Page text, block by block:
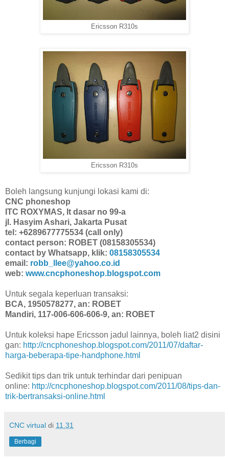
Ericsson R310s
Ericsson R310s
Boleh langsung kunjungi lokasi kami di:
CNC phoneshop
ITC ROXYMAS, lt dasar no 99-a
jl. Hasyim Ashari, Jakarta Pusat
tel: +6289677775534 (call only)
contact person: ROBET (08158305534)
contact by Whatsapp, klik: 08158305534
email: robb_llee@yahoo.co.id
web: www.cncphoneshop.blogspot.com
Untuk segala keperluan transaksi:
BCA, 1950578277, an: ROBET
Mandiri, 117-006-606-606-9, an: ROBET
Untuk koleksi hape Ericsson jadul lainnya, boleh liat2 disini
gan: http://cncphoneshop.blogspot.com/2011/07/daftar-
harga-beberapa-tipe-handphone.html
Sedikit tips dan trik untuk terhindar dari penipuan
online: http://cncphoneshop.blogspot.com/2011/08/tips-dan-
trik-bertransaksi-online.html
CNC virtual di 11.31
Berbagi